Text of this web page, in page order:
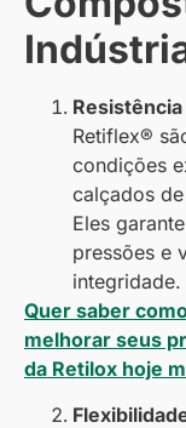
Retiflex®
condições
calçados
Eles
pressões e
integridade.
Quer saber
melhorar seus
da Retilox hoje